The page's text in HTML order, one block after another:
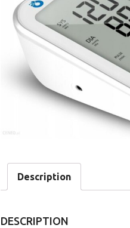
Description
DESCRIPTION